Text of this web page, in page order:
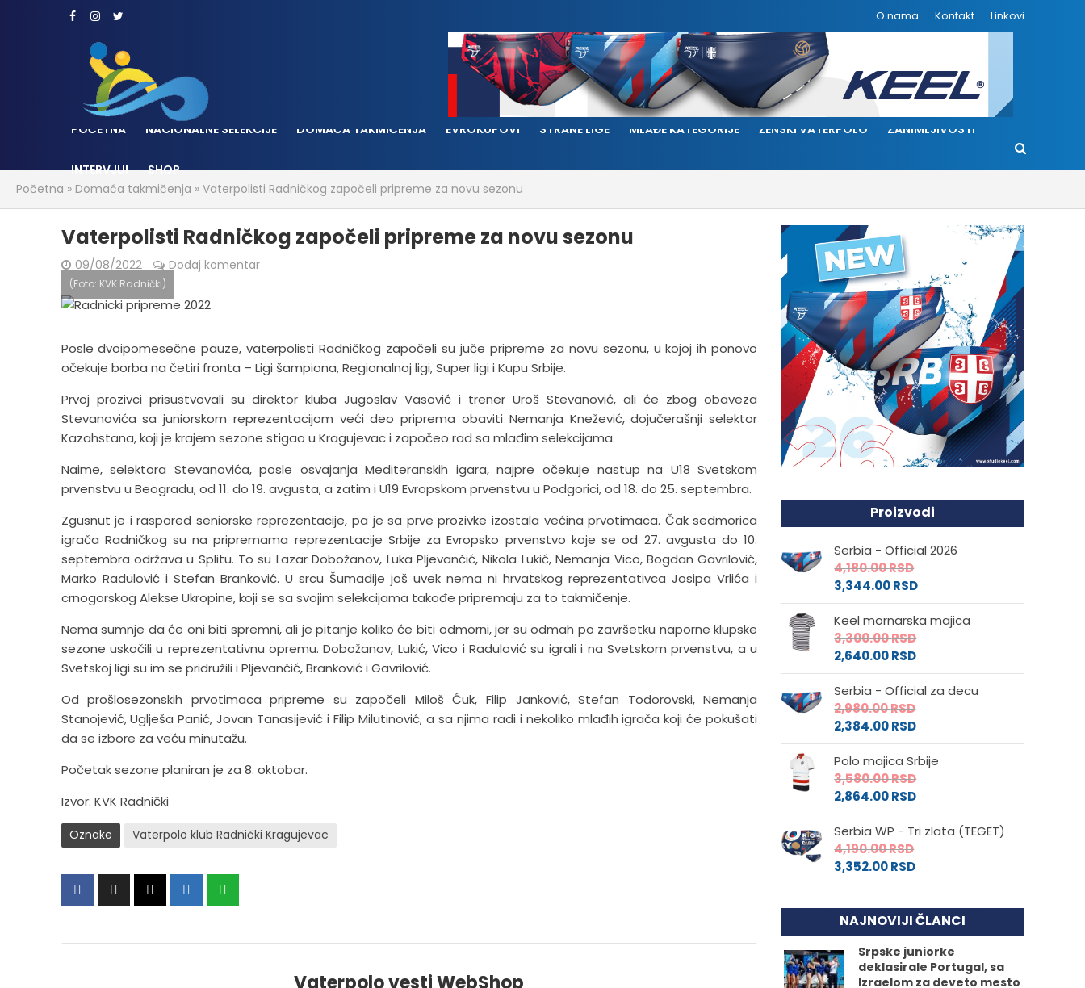
O nama Kontakt Linkovi
POČETNA NACIONALNE SELEKCIJE DOMAĆA TAKMIČENJA EVROKUPOVI STRANE LIGE MLAĐE KATEGORIJE ŽENSKI VATERPOLO ZANIMLJIVOSTI
INTERVJUI
SHOP
Početna » Domaća takmičenja » Vaterpolisti Radničkog započeli pripreme za novu sezonu
Vaterpolisti Radničkog započeli pripreme za novu sezonu
09/08/2022 Dodaj komentar
(Foto: KVK Radnički)
Posle dvoipomesečne pauze, vaterpolisti Radničkog započeli su juče pripreme za novu sezonu, u kojoj ih ponovo
očekuje borba na četiri fronta – Ligi šampiona, Regionalnoj ligi, Super ligi i Kupu Srbije.
Prvoj prozivci prisustvovali su direktor kluba Jugoslav Vasović i trener Uroš Stevanović, ali će zbog obaveza
Stevanovića sa juniorskom reprezentacijom veći deo priprema obaviti Nemanja Knežević, dojučerašnji selektor
Kazahstana, koji je krajem sezone stigao u Kragujevac i započeo rad sa mlađim selekcijama.
Naime, selektora Stevanovića, posle osvajanja Mediteranskih igara, najpre očekuje nastup na U18 Svetskom
prvenstvu u Beogradu, od 11. do 19. avgusta, a zatim i U19 Evropskom prvenstvu u Podgorici, od 18. do 25. septembra.
Zgusnut je i raspored seniorske reprezentacije, pa je sa prve prozivke izostala većina prvotimaca. Čak sedmorica
igrača Radničkog su na pripremama reprezentacije Srbije za Evropsko prvenstvo koje se od 27. avgusta do 10.
septembra održava u Splitu. To su Lazar Dobožanov, Luka Pljevančić, Nikola Lukić, Nemanja Vico, Bogdan Gavrilović,
Marko Radulović i Stefan Branković. U srcu Šumadije još uvek nema ni hrvatskog reprezentativca Josipa Vrlića i
crnogorskog Alekse Ukropine, koji se sa svojim selekcijama takođe pripremaju za to takmičenje.
Nema sumnje da će oni biti spremni, ali je pitanje koliko će biti odmorni, jer su odmah po završetku naporne klupske
sezone uskočili u reprezentativnu opremu. Dobožanov, Lukić, Vico i Radulović su igrali i na Svetskom prvenstvu, a u
Svetskoj ligi su im se pridružili i Pljevančić, Branković i Gavrilović.
Od prošlosezonskih prvotimaca pripreme su započeli Miloš Ćuk, Filip Janković, Stefan Todorovski, Nemanja
Stanojević, Uglješa Panić, Jovan Tanasijević i Filip Milutinović, a sa njima radi i nekoliko mlađih igrača koji će pokušati
da se izbore za veću minutažu.
Početak sezone planiran je za 8. oktobar.
Izvor: KVK Radnički
Oznake Vaterpolo klub Radnički Kragujevac
Vaterpolo vesti WebShop
Proizvodi
Serbia - Official 2026
4,180.00RSD
3,344.00RSD
Keel mornarska majica
3,300.00RSD
2,640.00RSD
Serbia - Official za decu
2,980.00RSD
2,384.00RSD
Polo majica Srbije
3,580.00RSD
2,864.00RSD
Serbia WP - Tri zlata (TEGET)
4,190.00RSD
3,352.00RSD
NAJNOVIJI ČLANCI
Srpske juniorke
deklasirale Portugal, sa
Izraelom za deveto mesto